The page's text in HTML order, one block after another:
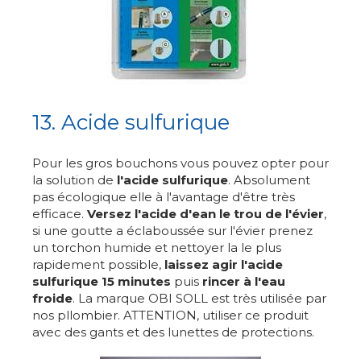
13. Acide sulfurique
Pour les gros bouchons vous pouvez opter pour
la solution de l'acide sulfurique. Absolument
pas écologique elle à l'avantage d'être très
efficace. Versez l'acide d'ean le trou de l'évier,
si une goutte a éclaboussée sur l'évier prenez
un torchon humide et nettoyer la le plus
rapidement possible, laissez agir l'acide
sulfurique 15 minutes puis rincer à l'eau
froide. La marque OBI SOLL est très utilisée par
nos pllombier. ATTENTION, utiliser ce produit
avec des gants et des lunettes de protections.